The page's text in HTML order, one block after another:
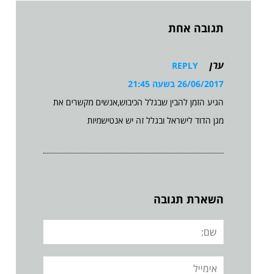
תגובה אחת
ערן
REPLY
26/06/2017 בשעה 21:45
הגיע הזמן להבין שבגלל הכיבוש,אנשים מקשרים את
מגן הדוד לישראל ובגלל זה יש אנטישמיות
השארת תגובה
שם:
אימייל